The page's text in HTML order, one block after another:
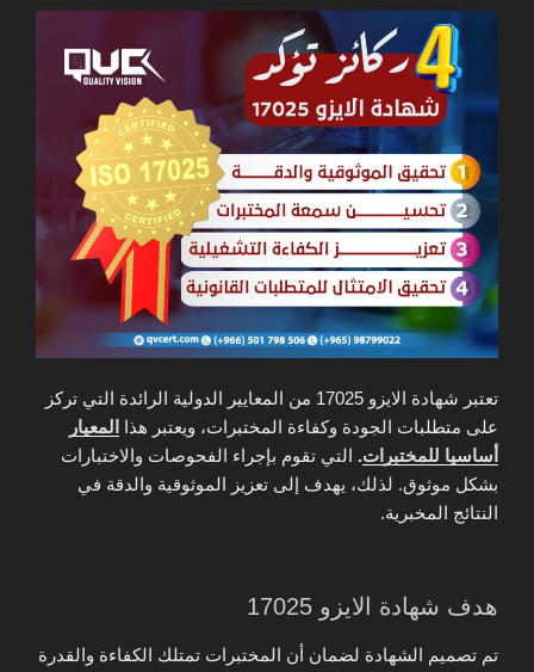
تعتبر شهادة الايزو 17025 من المعايير الدولية الرائدة التي تركز
على متطلبات الجودة وكفاءة المختبرات، ويعتبر هذا المعيار
أساسيا للمختبرات. التي تقوم بإجراء الفحوصات والاختبارات
بشكل موثوق. لذلك، يهدف إلى تعزيز الموثوقية والدقة في
النتائج المخبرية.
هدف شهادة الايزو 17025
تم تصميم الشهادة لضمان أن المختبرات تمتلك الكفاءة والقدرة